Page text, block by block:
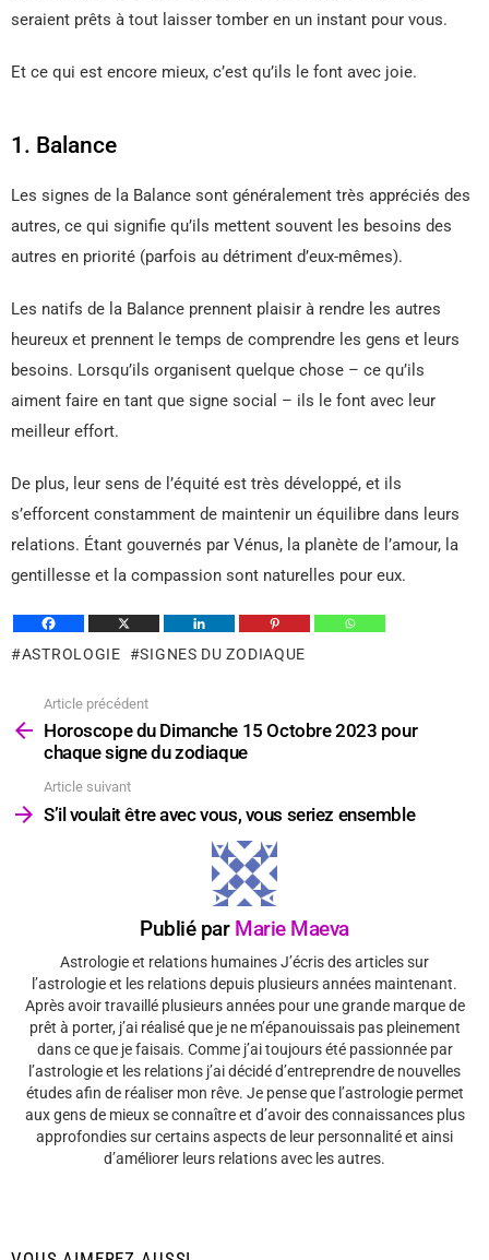
seraient prêts à tout laisser tomber en un instant pour vous.
Et ce qui est encore mieux, c’est qu’ils le font avec joie.
1. Balance
Les signes de la Balance sont généralement très appréciés des
autres, ce qui signifie qu’ils mettent souvent les besoins des
autres en priorité (parfois au détriment d’eux-mêmes).
Les natifs de la Balance prennent plaisir à rendre les autres
heureux et prennent le temps de comprendre les gens et leurs
besoins. Lorsqu’ils organisent quelque chose – ce qu’ils
aiment faire en tant que signe social – ils le font avec leur
meilleur effort.
De plus, leur sens de l’équité est très développé, et ils
s’efforcent constamment de maintenir un équilibre dans leurs
relations. Étant gouvernés par Vénus, la planète de l’amour, la
gentillesse et la compassion sont naturelles pour eux.
ASTROLOGIE SIGNES DU ZODIAQUE
plus
Article précédent
Horoscope du Dimanche 15 Octobre 2023 pour
chaque signe du zodiaque
Article suivant
S’il voulait être avec vous, vous seriez ensemble
Publié par Marie Maeva
Astrologie et relations humaines J’écris des articles sur
l’astrologie et les relations depuis plusieurs années maintenant.
Après avoir travaillé plusieurs années pour une grande marque de
prêt à porter, j’ai réalisé que je ne m’épanouissais pas pleinement
dans ce que je faisais. Comme j’ai toujours été passionnée par
l’astrologie et les relations j’ai décidé d’entreprendre de nouvelles
études afin de réaliser mon rêve. Je pense que l’astrologie permet
aux gens de mieux se connaître et d’avoir des connaissances plus
approfondies sur certains aspects de leur personnalité et ainsi
d’améliorer leurs relations avec les autres.